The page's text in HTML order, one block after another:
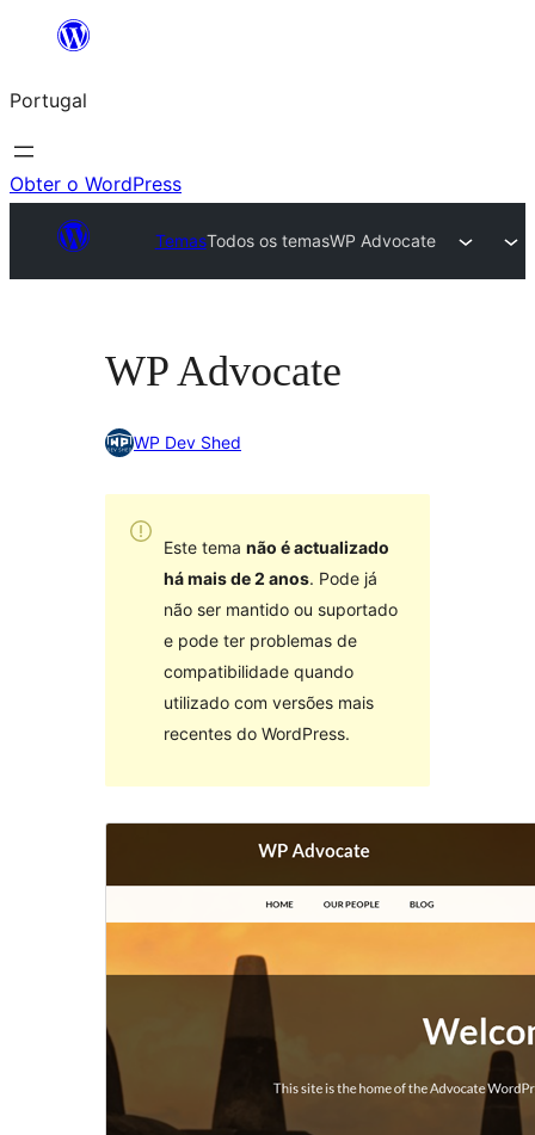
Saltar
o
conteúdo
Portugal
Obter o WordPress
TemasTodos os temasWP Advocate
WP Advocate
WP Dev Shed
Este tema não é actualizado
há mais de 2 anos. Pode já
não ser mantido ou suportado
e pode ter problemas de
compatibilidade quando
utilizado com versões mais
recentes do WordPress.